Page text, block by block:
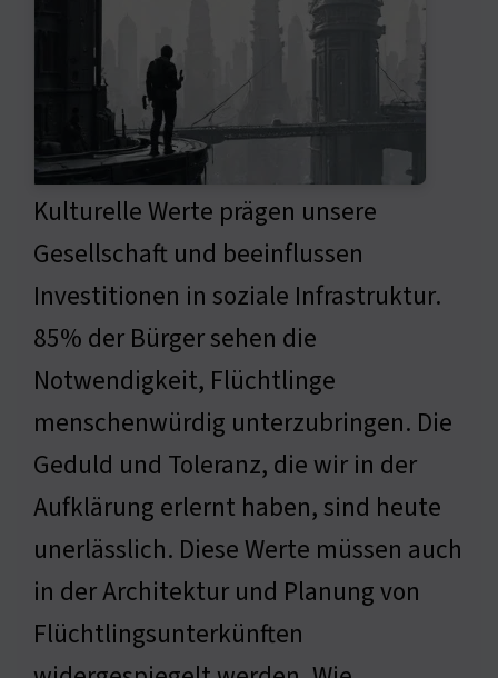
Kulturelle Werte prägen unsere
Gesellschaft und beeinflussen
Investitionen in soziale Infrastruktur.
85% der Bürger sehen die
Notwendigkeit, Flüchtlinge
menschenwürdig unterzubringen. Die
Geduld und Toleranz, die wir in der
Aufklärung erlernt haben, sind heute
unerlässlich. Diese Werte müssen auch
in der Architektur und Planung von
Flüchtlingsunterkünften